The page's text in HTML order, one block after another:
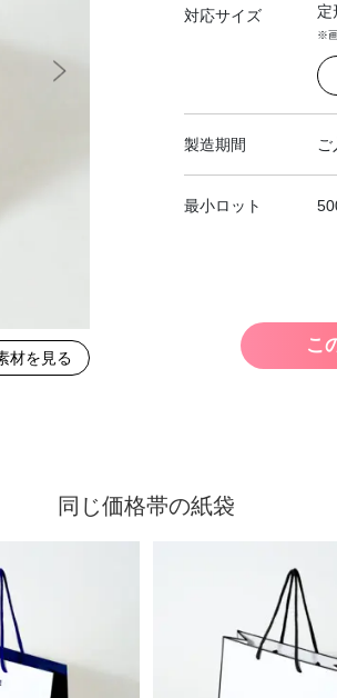
対応サイズ 定
※画
製造期間
最小ロット
こ
材を見る
同じ価格帯の紙袋